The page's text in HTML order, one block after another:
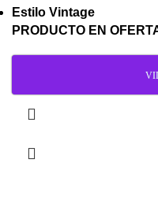
Estilo Vintage
PRODUCTO EN